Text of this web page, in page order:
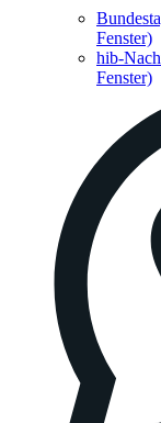
Fenster)
hib-
Fenster)